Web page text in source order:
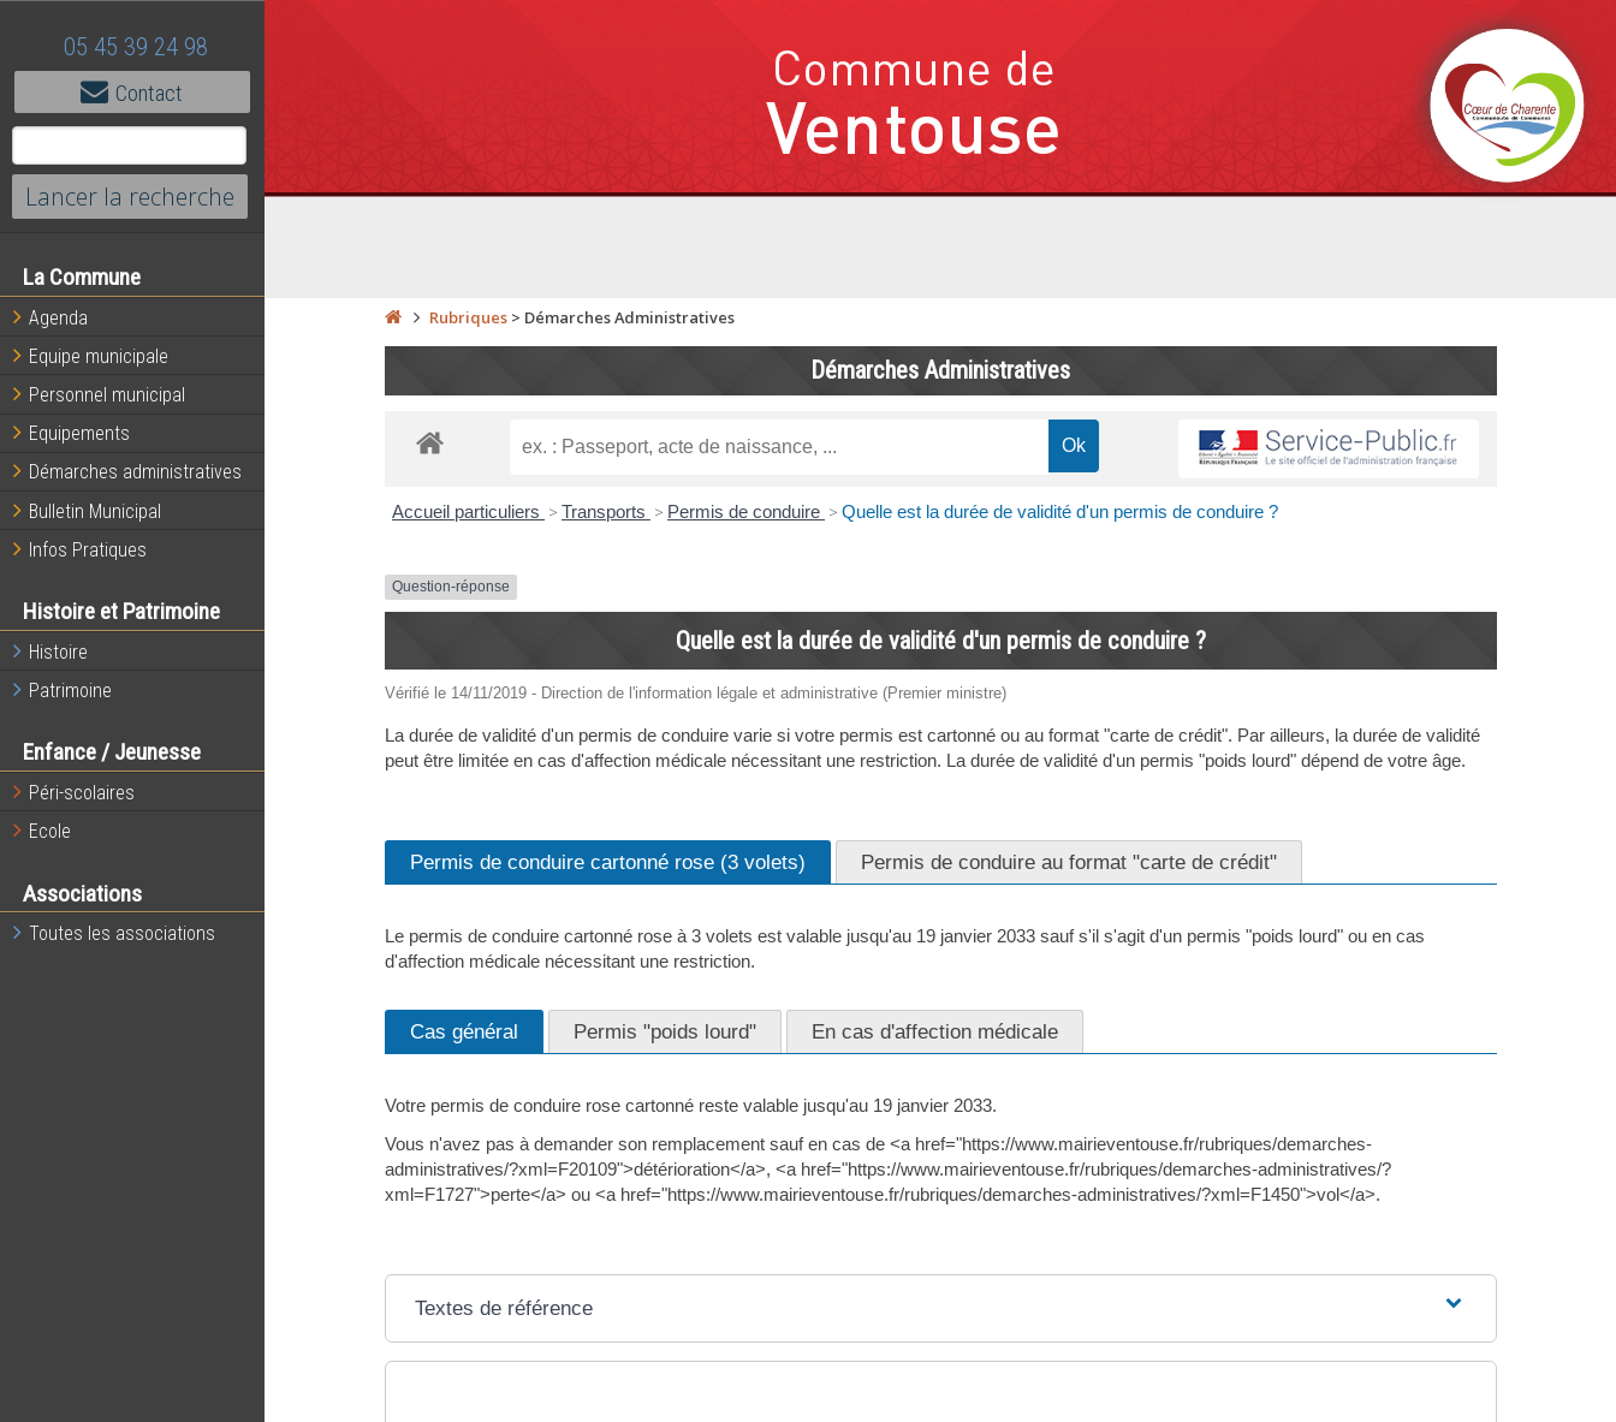
05 45 39 24 98
Contact
La Commune
Agenda
Equipe municipale
Personnel municipal
Equipements
Démarches administratives
Bulletin Municipal
Infos Pratiques
Histoire et Patrimoine
Histoire
Patrimoine
Enfance / Jeunesse
Péri-scolaires
Ecole
Associations
Toutes les associations
Rubriques> Démarches Administratives
Démarches Administratives
Accueil particuliers > Transports > Permis de conduire > Quelle est la durée de validité d'un permis de conduire ?
Question-réponse
Quelle est la durée de validité d'un permis de conduire ?
Vérifié le 14/11/2019 - Direction de l'information légale et administrative (Premier ministre)
La durée de validité d'un permis de conduire varie si votre permis est cartonné ou au format "carte de crédit". Par ailleurs, la durée de validité
peut être limitée en cas d'affection médicale nécessitant une restriction. La durée de validité d'un permis "poids lourd" dépend de votre âge.
Permis de conduire cartonné rose (3 volets) Permis de conduire au format "carte de crédit"
Le permis de conduire cartonné rose à 3 volets est valable jusqu'au 19 janvier 2033 sauf s'il s'agit d'un permis "poids lourd" ou en cas
d'affection médicale nécessitant une restriction.
Cas général Permis "poids lourd" En cas d'affection médicale
Votre permis de conduire rose cartonné reste valable jusqu'au 19 janvier 2033.
Vous n'avez pas à demander son remplacement sauf en cas de <a href="https://www.mairieventouse.fr/rubriques/demarches-
administratives/?xml=F20109">détérioration</a>, <a href="https://www.mairieventouse.fr/rubriques/demarches-administratives/?
xml=F1727">perte</a> ou <a href="https://www.mairieventouse.fr/rubriques/demarches-administratives/?xml=F1450">vol</a>.
Textes de référence